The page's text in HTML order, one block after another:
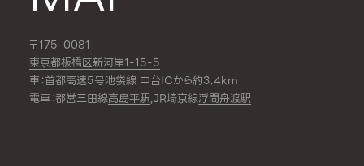
〒175-0081
東京都板橋区新河岸1-15-5
車：首都高速5号池袋線 中台ICから約3.4km
電車：都営三田線高島平駅,JR埼京線浮間舟渡駅